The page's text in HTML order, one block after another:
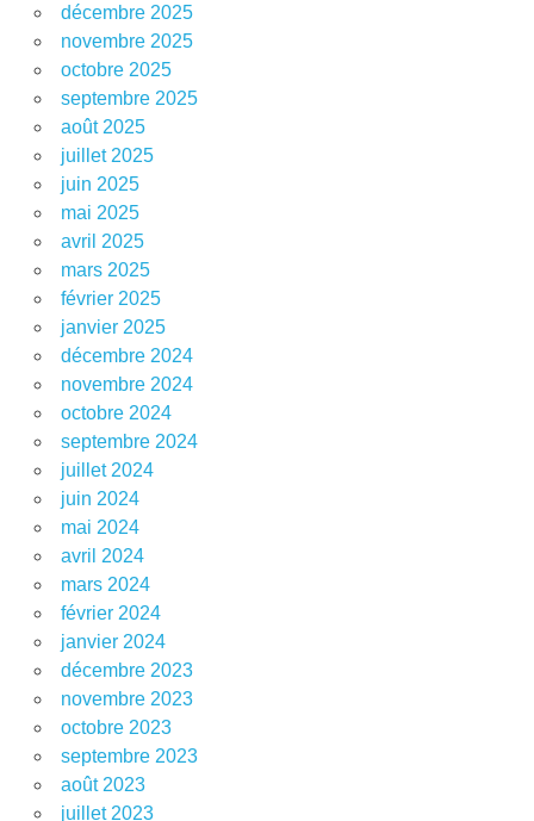
décembre 2025
novembre 2025
octobre 2025
septembre 2025
août 2025
juillet 2025
juin 2025
mai 2025
avril 2025
mars 2025
février 2025
janvier 2025
décembre 2024
novembre 2024
octobre 2024
septembre 2024
juillet 2024
juin 2024
mai 2024
avril 2024
mars 2024
février 2024
janvier 2024
décembre 2023
novembre 2023
octobre 2023
septembre 2023
août 2023
juillet 2023